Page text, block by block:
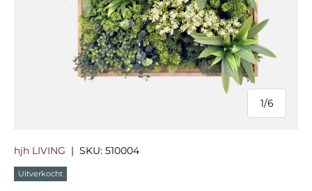
1/
van
6
hjh LIVING | SKU: 510004
Uitverkocht